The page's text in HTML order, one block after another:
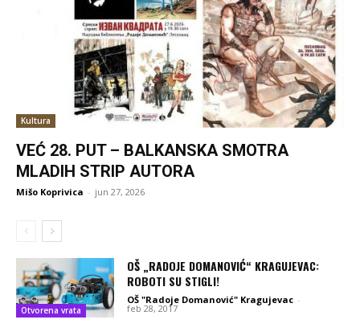
Kultura
VEĆ 28. PUT – BALKANSKA SMOTRA
MLADIH STRIP AUTORA
Mišo Koprivica - jun 27, 2026
Otvorena vrata
OŠ „RADOJE DOMANOVIĆ“ KRAGUJEVAC:
ROBOTI SU STIGLI!
OŠ "Radoje Domanović" Kragujevac -
feb 28, 2017